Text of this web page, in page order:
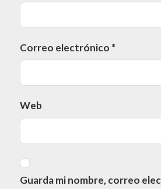
Correo electrónico *
Web
Guarda mi nombre, correo